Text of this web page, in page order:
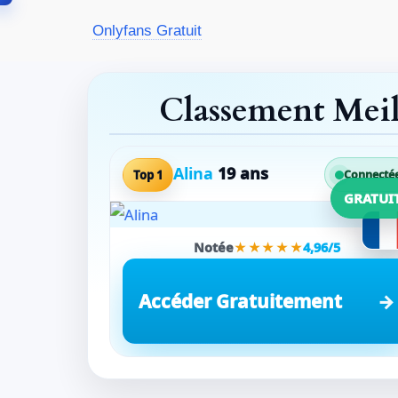
Onlyfans Gratuit
Classement
Top 1 Alina 19 ans
Notée★★★★★4,96/5
Accéder Gratuitement